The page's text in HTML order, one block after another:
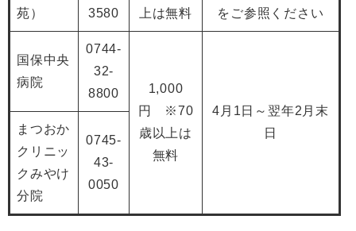
苑）
3580
上は無料
をご参照ください
国保中央
病院
0744-
32-
8800
1,000
円 ※70
歳以上は
無料
4月1日～翌年2月末
日
まつおか
クリニッ
クみやけ
分院
0745-
43-
0050